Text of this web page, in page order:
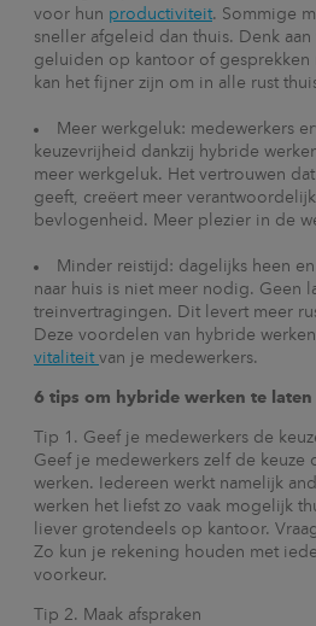
voor hun productiviteit. Sommige
sneller afgeleid dan thuis. Denk aan
geluiden op kantoor of gesprekken
kan het fijner zijn om in alle rust
Meer werkgeluk: medewerkers
keuzevrijheid dankzij hybride
meer werkgeluk. Het vertrouwen
geeft, creëert meer
bevlogenheid. Meer plezier in de
Minder reistijd: dagelijks heen
naar huis is niet meer nodig. Geen
treinvertragingen. Dit levert meer
Deze voordelen van hybride
vitaliteit van je medewerkers.
6 tips om hybride werken te laten
Tip 1. Geef je medewerkers de
Geef je medewerkers zelf de keuze
werken. Iedereen werkt namelijk
werken het liefst zo vaak mogelijk
liever grotendeels op kantoor.
Zo kun je rekening houden met
voorkeur.
Tip 2. Maak afspraken